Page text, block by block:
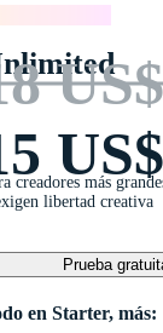
US$
US$
creadores más
libertad creativa
Prueba
en Starter, más: